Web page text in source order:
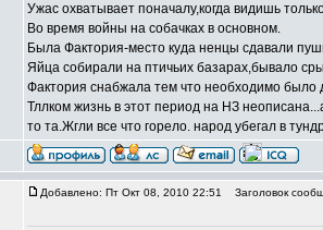
Ужас охватывает поначалу,когда видишь
Во время войны на собачках в основном.
Была Фактория-место куда ненцы сдавали
Яйца собирали на птичьих базарах,бывало
Фактория снабжала тем что необходимо было
Тллком жизнь в этот период на НЗ
то та.Жгли все что горело. народ убегал в
Добавлено: Пт Окт 08, 2010 22:51 Заголовок